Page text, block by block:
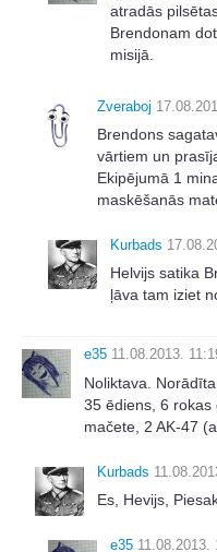
atradās
Brendonam
misijā.
Zveraboj
Brendons
vārtiem un
Ekipējumā 1
maskēšanās
Kurbads
Helvijs satika
ļāva tam iziet
e35 11.08.2013.
Noliktava.
35 ēdiens, 6 rokas
mačete, 2 AK-47
Kurbads
Es, Hevijs,
e35 11.08.2013.